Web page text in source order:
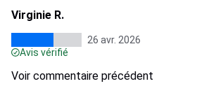
Virginie R.
26 avr. 2026
Avis vérifié
Voir commentaire précédent